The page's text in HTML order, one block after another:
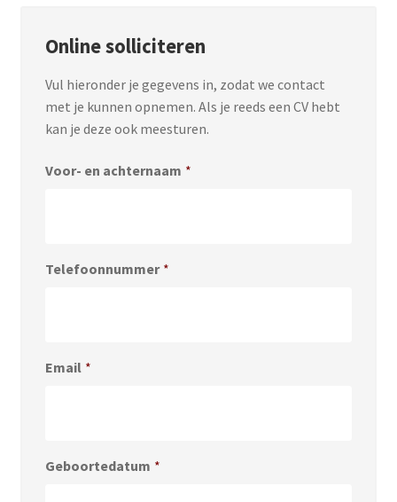
Online solliciteren
Vul hieronder je gegevens in, zodat we contact
met je kunnen opnemen. Als je reeds een CV hebt
kan je deze ook meesturen.
Voor- en achternaam *
Telefoonnummer *
Email *
Geboortedatum *